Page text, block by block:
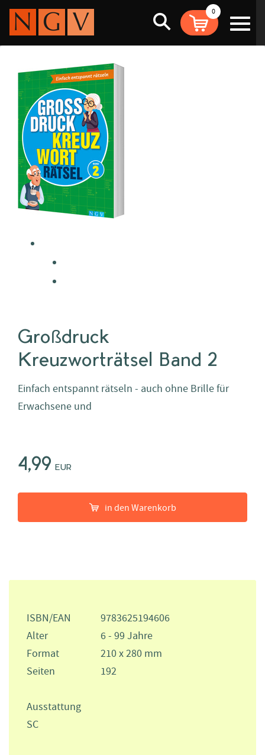
0
Großdruck
Kreuzworträtsel Band 2
Einfach entspannt rätseln - auch ohne Brille für
Erwachsene und
4,99 EUR
in den Warenkorb
ISBN/EAN
9783625194606
Alter
6 - 99 Jahre
Format
210 x 280 mm
Seiten
192
Ausstattung
SC